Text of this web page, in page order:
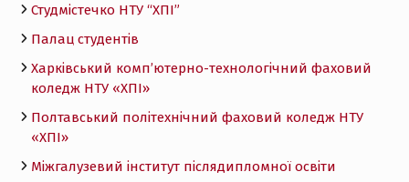
Студмістечко НТУ “ХПІ”
Палац студентів
Харківський комп’ютерно-технологічний фаховий
коледж НТУ «ХПI»
Полтавський політехнічний фаховий коледж НТУ
«ХПI»
Міжгалузевий інститут післядипломної освіти